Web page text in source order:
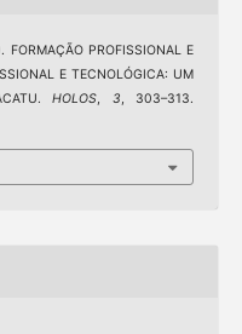
PROFISSIONAL E
E TECNOLÓGICA: UM
HOLOS, 3, 303–313.